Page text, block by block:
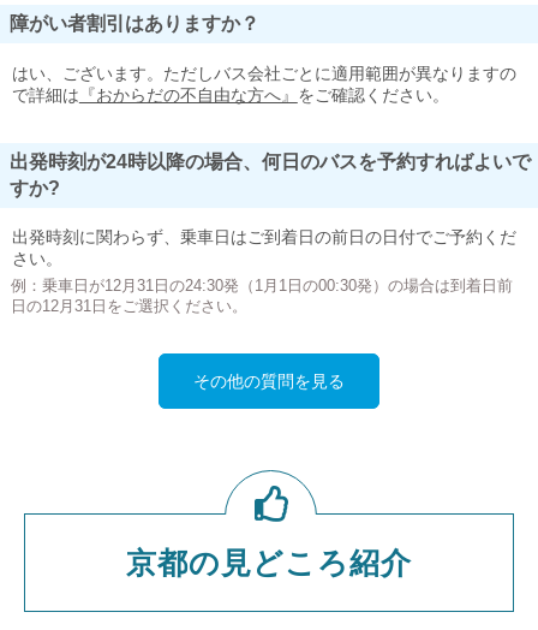
障がい者割引はありますか？
はい、ございます。ただしバス会社ごとに適用範囲が異なりますの
で詳細は 『おからだの不自由な方へ』 をご確認ください。
出発時刻が24時以降の場合、何日のバスを予約すればよいで
すか?
出発時刻に関わらず、乗車日はご到着日の前日の日付でご予約くだ
さい。
例：乗車日が12月31日の24:30発（1月1日の00:30発）の場合は到着日前
日の12月31日をご選択ください。
その他の質問を見る
京都の見どころ紹介